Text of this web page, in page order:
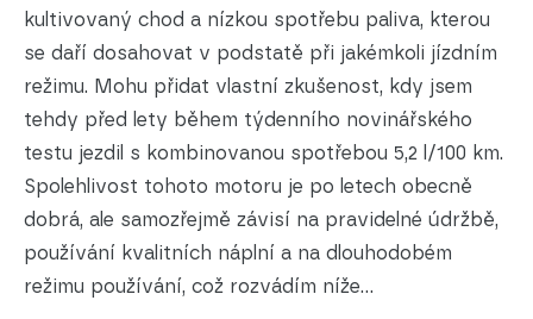
kultivovaný chod a nízkou spotřebu paliva, kterou
se daří dosahovat v podstatě při jakémkoli jízdním
režimu. Mohu přidat vlastní zkušenost, kdy jsem
tehdy před lety během týdenního novinářského
testu jezdil s kombinovanou spotřebou 5,2 l/100 km.
Spolehlivost tohoto motoru je po letech obecně
dobrá, ale samozřejmě závisí na pravidelné údržbě,
používání kvalitních náplní a na dlouhodobém
režimu používání, což rozvádím níže...